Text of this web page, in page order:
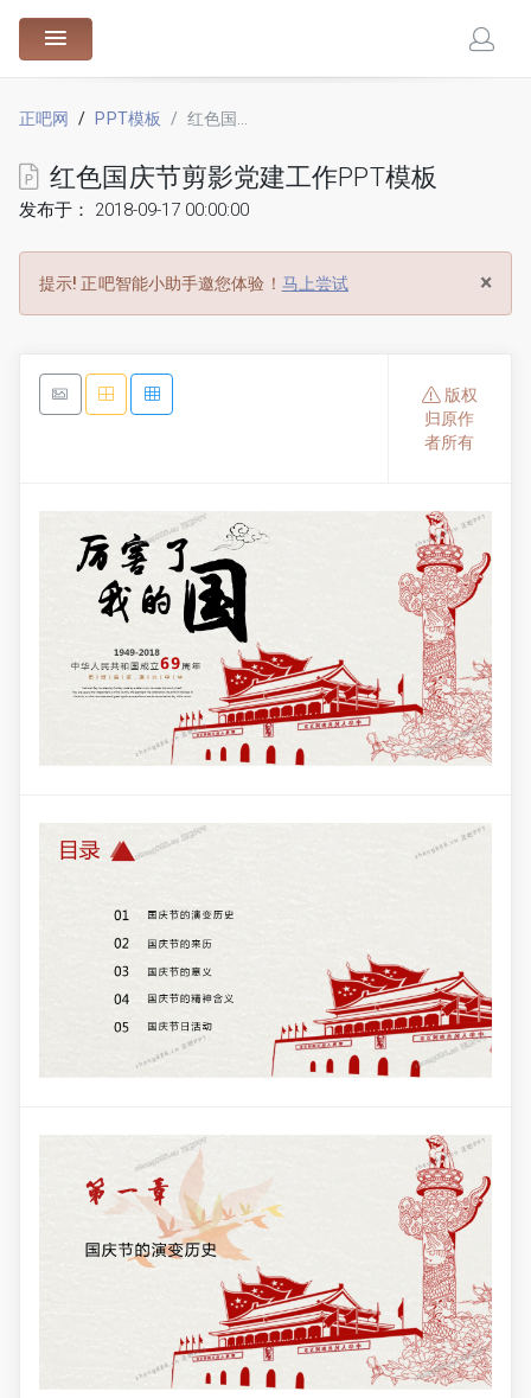
正吧网 PPT模板 红色国庆节剪影党建工作PPT模板
红色国庆节剪影党建工作PPT模板
发布于： 2018-09-17 00:00:00
×
提示! 正吧智能小助手邀您体验！ 马上尝试
版权
归原作
者所有